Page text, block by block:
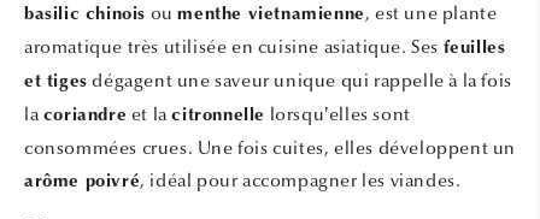
basilic chinois oumenthe vietnamienne , est une plante
aromatique très utilisée en cuisine asiatique. Ses feuilles
et tiges dégagent une saveur unique qui rappelle à la fois
la coriandre et lacitronnelle lorsqu’elles sont
consommées crues. Une fois cuites, elles développent un
arôme poivré, idéal pour accompagner les viandes.